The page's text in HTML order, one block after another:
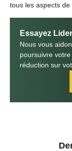
tous les aspects de
Essayez
Nous vous
poursuivre
réduction sur